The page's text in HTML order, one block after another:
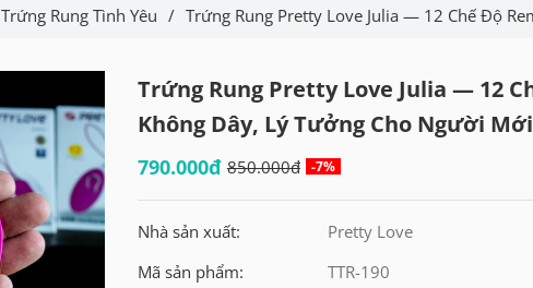
Trứng Rung Tình Yêu / Trứng Rung Pretty Love Julia — 12 Chế Độ
Trứng Rung Pretty Love Julia — 12
Không Dây, Lý Tưởng Cho Người
790.000đ 850.000đ -7%
Nhà sản xuất:
Pretty Love
Mã sản phẩm:
TTR-190